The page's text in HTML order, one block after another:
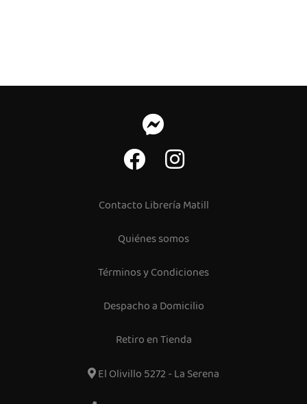
Contacto Librería Matill
Quiénes somos
Términos y Condiciones
Despacho a Domicilio
Retiro en Tienda
El Olivillo 5272 - La Serena